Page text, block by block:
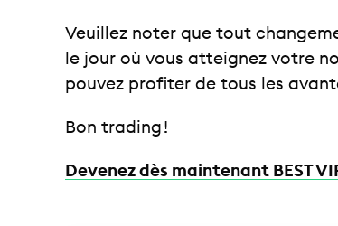
Veuillez noter que tout
le jour où vous atteignez votre
pouvez profiter de tous les
Bon trading !
Devenez dès maintenant BEST